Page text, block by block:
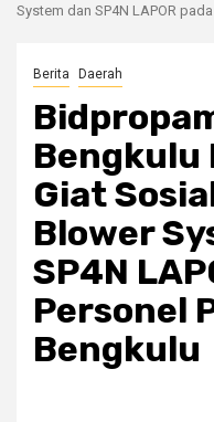
System dan SP4N LAPOR
Berita Daerah
Bengkulu
Giat
Blower
SP4N
Personel
Bengkulu